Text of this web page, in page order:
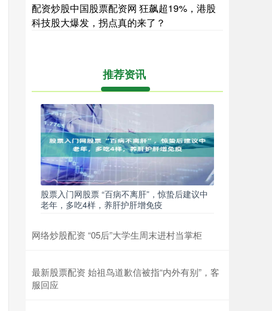
配资炒股中国股票配资网 狂飙超19%，港股
科技股大爆发，拐点真的来了？
推荐资讯
股票入门网股票 “百病不离肝”，惊蛰后建议中
老年，多吃4样，养肝护肝增免疫
网络炒股配资 “05后”大学生周末进村当掌柜
最新股票配资 始祖鸟道歉信被指“内外有别”，客
服回应